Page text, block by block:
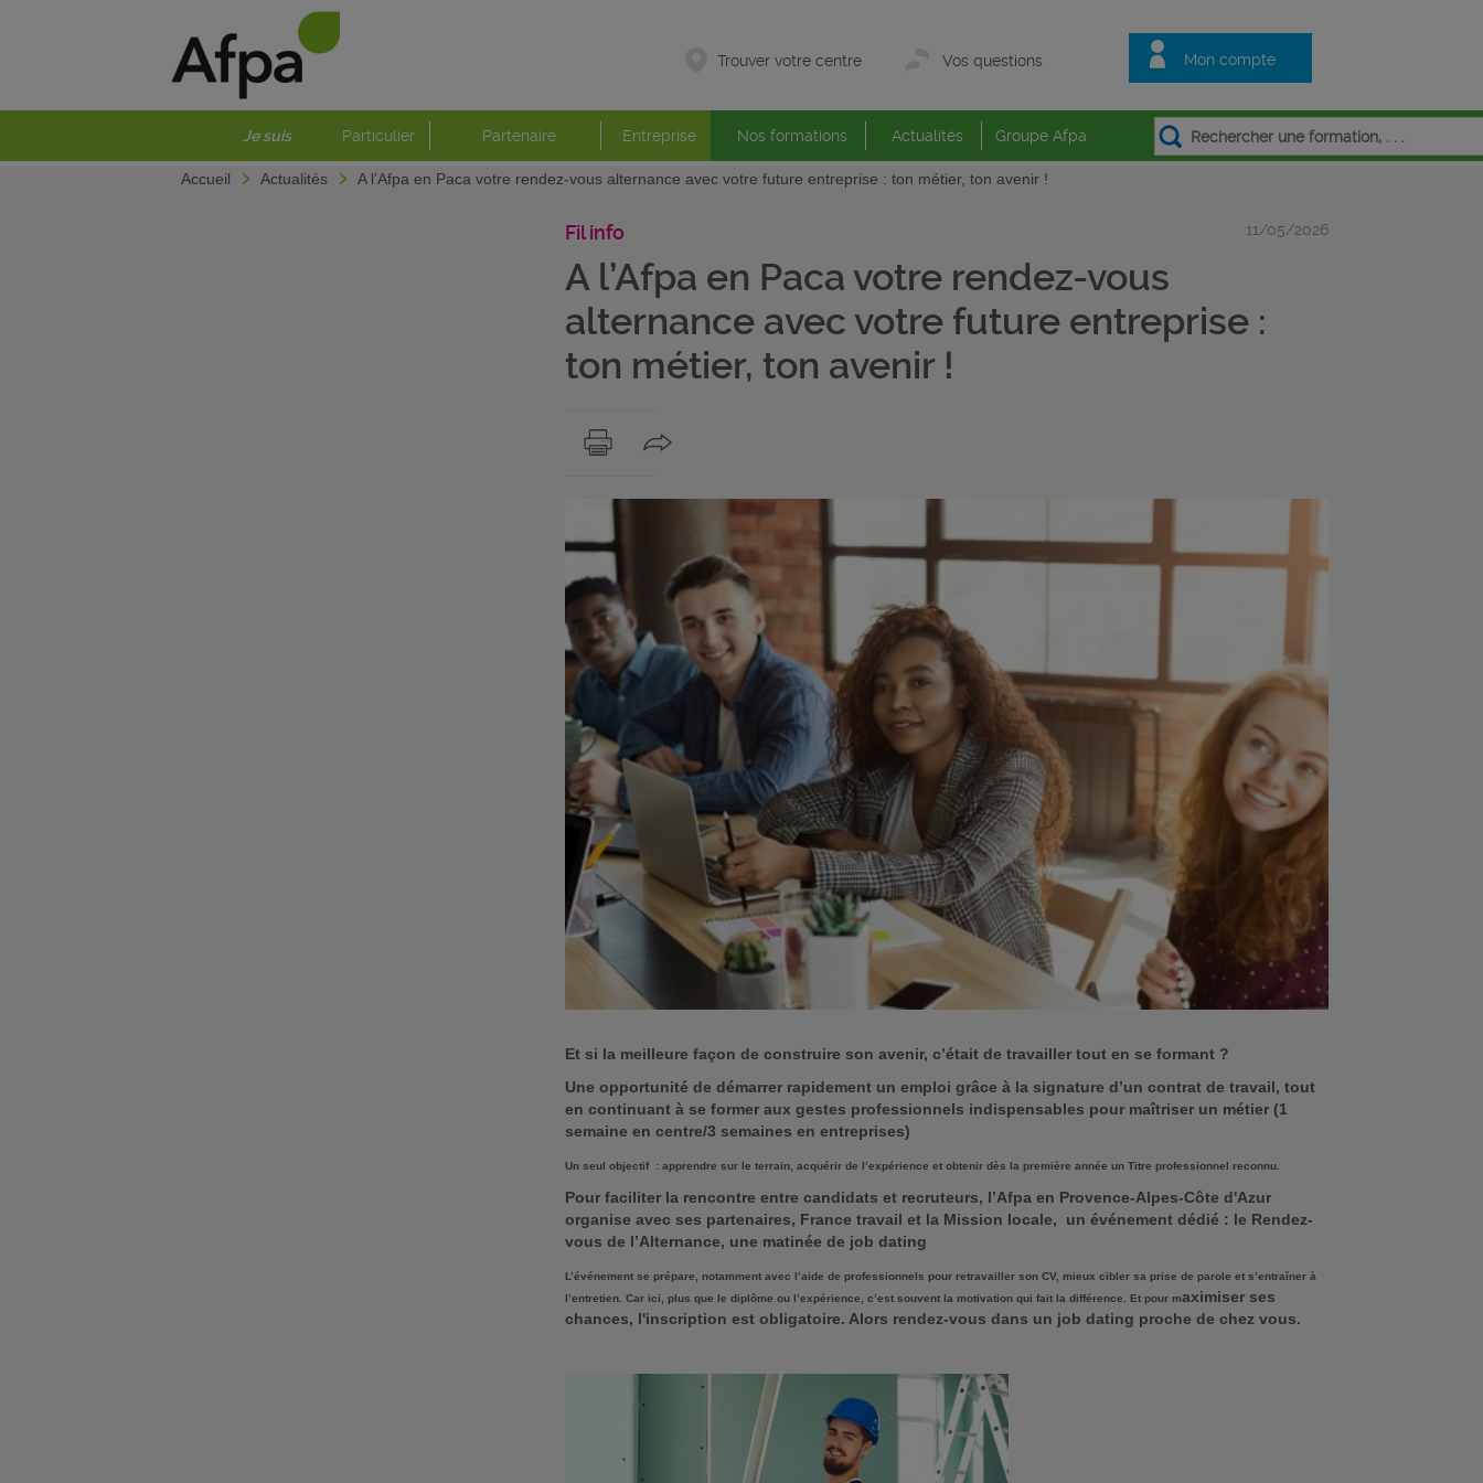
Mon compte
Trouver votre centre Vos questions
Je suis Particulier Partenaire Entreprise Nos formations Actualités Groupe Afpa
Accueil Actualités A l’Afpa en Paca votre rendez-vous alternance avec votre future entreprise : ton métier, ton avenir !
Fil info 11/05/2026
A l’Afpa en Paca votre rendez-vous
alternance avec votre future entreprise :
ton métier, ton avenir !
Et si la meilleure façon de construire son avenir, c’était de travailler tout en se formant ?
Une opportunité de démarrer rapidement un emploi grâce à la signature d’un contrat de travail, tout
en continuant à se former aux gestes professionnels indispensables pour maîtriser un métier (1
semaine en centre/3 semaines en entreprises)
Un seul objectif : apprendre sur le terrain, acquérir de l’expérience et obtenir dès la première année un Titre professionnel reconnu.
Pour faciliter la rencontre entre candidats et recruteurs, l’Afpa en Provence-Alpes-Côte d'Azur
organise avec ses partenaires, France travail et la Mission locale, un événement dédié : le Rendez-
vous de l’Alternance, une matinée de job dating
L’événement se prépare, notamment avec l’aide de professionnels pour retravailler son CV, mieux cibler sa prise de parole et s’entraîner à
l’entretien. Car ici, plus que le diplôme ou l’expérience, c’est souvent la motivation qui fait la différence. Et pour maximiser ses
chances, l'inscription est obligatoire. Alors rendez-vous dans un job dating proche de chez vous.